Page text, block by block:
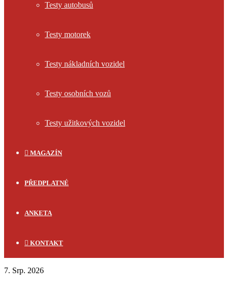
Testy autobusů
Testy motorek
Testy nákladních vozidel
Testy osobních vozů
Testy užitkových vozidel
MAGAZÍN
PŘEDPLATNÉ
ANKETA
KONTAKT
7. Srp. 2026